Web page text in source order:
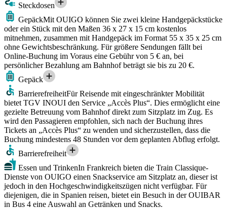
Steckdosen
GepäckMit OUIGO können Sie zwei kleine Handgepäckstücke
oder ein Stück mit den Maßen 36 x 27 x 15 cm kostenlos
mitnehmen, zusammen mit Handgepäck im Format 55 x 35 x 25 cm
ohne Gewichtsbeschränkung. Für größere Sendungen fällt bei
Online-Buchung im Voraus eine Gebühr von 5 € an, bei
persönlicher Bezahlung am Bahnhof beträgt sie bis zu 20 €.
Gepäck
BarrierefreiheitFür Reisende mit eingeschränkter Mobilität
bietet TGV INOUI den Service „Accès Plus“. Dies ermöglicht eine
gezielte Betreuung vom Bahnhof direkt zum Sitzplatz im Zug. Es
wird den Passagieren empfohlen, sich nach der Buchung ihres
Tickets an „Accès Plus“ zu wenden und sicherzustellen, dass die
Buchung mindestens 48 Stunden vor dem geplanten Abflug erfolgt.
Barrierefreiheit
Essen und TrinkenIn Frankreich bieten die Train Classique-
Dienste von OUIGO einen Snackservice am Sitzplatz an, dieser ist
jedoch in den Hochgeschwindigkeitszügen nicht verfügbar. Für
diejenigen, die in Spanien reisen, bietet ein Besuch in der OUIBAR
in Bus 4 eine Auswahl an Getränken und Snacks.